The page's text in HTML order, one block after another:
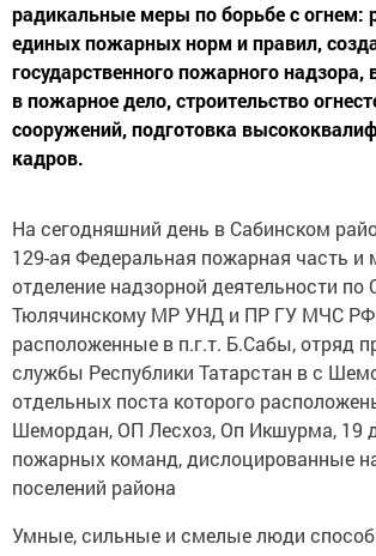
радикальные меры по борьбе с огнем:
единых пожарных норм и правил,
государственного пожарного надзора,
в пожарное дело, строительство
сооружений, подготовка
кадров.
На сегодняшний день в Сабинском
129-ая Федеральная пожарная часть и
отделение надзорной деятельности по
Тюлячинскому МР УНД и ПР ГУ МЧС РФ
расположенные в п.г.т. Б.Сабы, отряд
службы Республики Татарстан в с
отдельных поста которого
Шемордан, ОП Лесхоз, Оп Икшурма, 19
пожарных команд, дислоцированные
поселений района
Умные, сильные и смелые люди